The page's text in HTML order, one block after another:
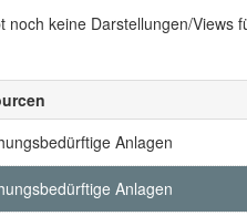
noch keine Darstellungen/Views
Anlagen
Anlagen